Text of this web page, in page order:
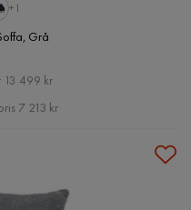
+1
Grå
13 499 kr
7 213 kr